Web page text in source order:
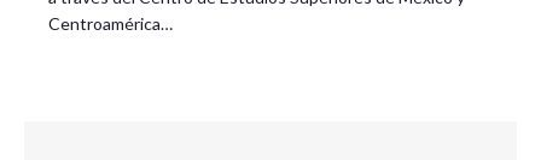
Centroamérica…